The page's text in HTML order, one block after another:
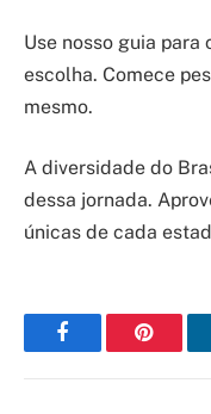
Use nosso guia
escolha. Comece
mesmo.
A diversidade do
dessa jornada.
únicas de cada
Facebook